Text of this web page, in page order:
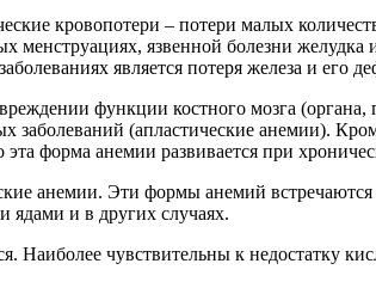
кровопотери – потери малых
менструациях, язвенной болезни
является потеря железа и его
функции костного мозга
(апластические анемии).
форма анемии развивается при
анемии. Эти формы анемий
ядами и в других случаях.
чувствительны к недостатку